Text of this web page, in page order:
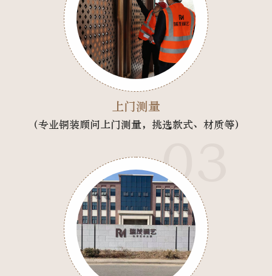
上门测量
（专业铜装顾问上门测量，挑选款式、材质等）
03